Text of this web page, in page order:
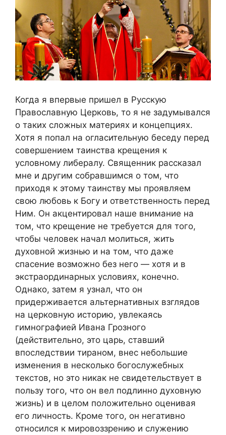
Когда я впервые пришел в Русскую
Православную Церковь, то я не задумывался
о таких сложных материях и концепциях.
Хотя я попал на огласительную беседу перед
совершением таинства крещения к
условному либералу. Священник рассказал
мне и другим собравшимся о том, что
приходя к этому таинству мы проявляем
свою любовь к Богу и ответственность перед
Ним. Он акцентировал наше внимание на
том, что крещение не требуется для того,
чтобы человек начал молиться, жить
духовной жизнью и на том, что даже
спасение возможно без него — хотя и в
экстраординарных условиях, конечно.
Однако, затем я узнал, что он
придерживается альтернативных взглядов
на церковную историю, увлекаясь
гимнографией Ивана Грозного
(действительно, это царь, ставший
впоследствии тираном, внес небольшие
изменения в несколько богослужебных
текстов, но это никак не свидетельствует в
пользу того, что он вел подлинно духовную
жизнь) и в целом положительно оценивая
его личность. Кроме того, он негативно
относился к мировоззрению и служению